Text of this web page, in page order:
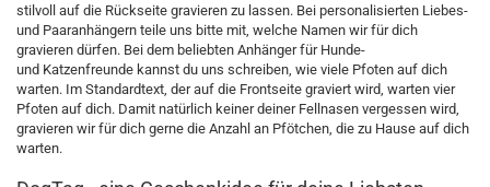
stilvoll auf die Rückseite gravieren zu lassen. Bei personalisierten Liebes-
und Paaranhängern teile uns bitte mit, welche Namen wir für dich
gravieren dürfen. Bei dem beliebten Anhänger für Hunde-
und Katzenfreunde kannst du uns schreiben, wie viele Pfoten auf dich
warten. Im Standardtext, der auf die Frontseite graviert wird, warten vier
Pfoten auf dich. Damit natürlich keiner deiner Fellnasen vergessen wird,
gravieren wir für dich gerne die Anzahl an Pfötchen, die zu Hause auf dich
warten.